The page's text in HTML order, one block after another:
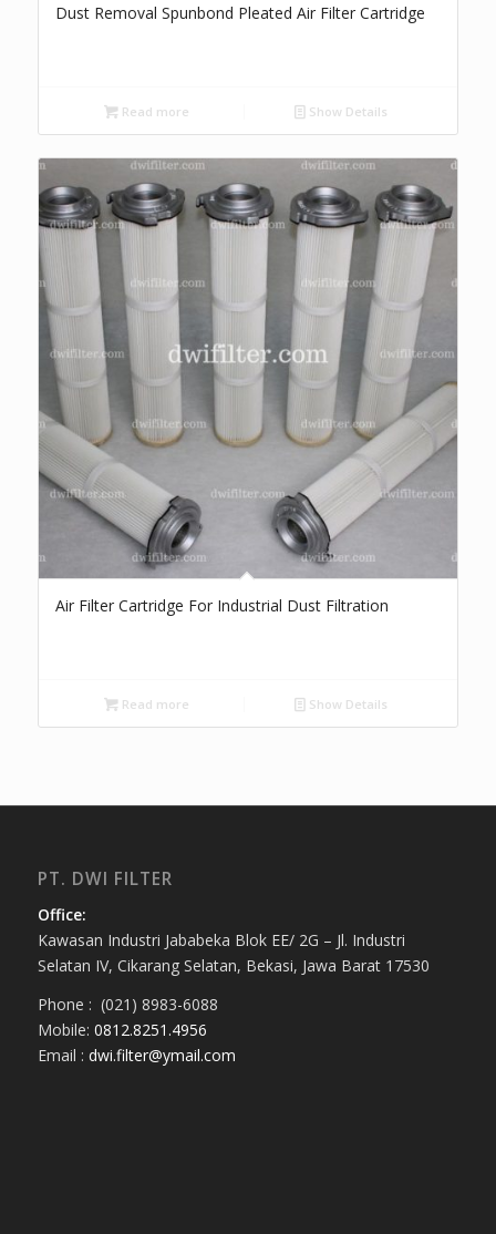
Dust Removal Spunbond Pleated Air Filter Cartridge
Read more Show Details
Air Filter Cartridge For Industrial Dust Filtration
Read more Show Details
PT. DWI FILTER
Office:
Kawasan Industri Jababeka Blok EE/ 2G – Jl. Industri
Selatan IV, Cikarang Selatan, Bekasi, Jawa Barat 17530
Phone : (021) 8983-6088
Mobile: 0812.8251.4956
Email : dwi.filter@ymail.com